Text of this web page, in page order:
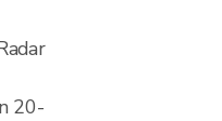
20-